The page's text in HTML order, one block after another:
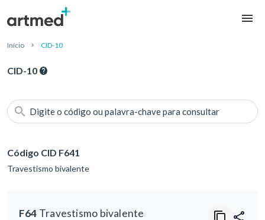
Início CID-10
CID-10
Digite o código ou palavra-chave para consultar
Código CID F641
Travestismo bivalente
F64 Travestismo bivalente